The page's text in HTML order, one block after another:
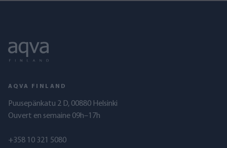
AQVA FINLAND
Puusepänkatu 2 D, 00880 Helsinki
Ouvert en semaine 09h–17h
+358 10 321 5080